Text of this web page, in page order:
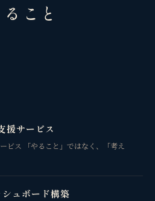
こと
援サービス
ビス 「やること」ではなく、「考え
ュボード構築